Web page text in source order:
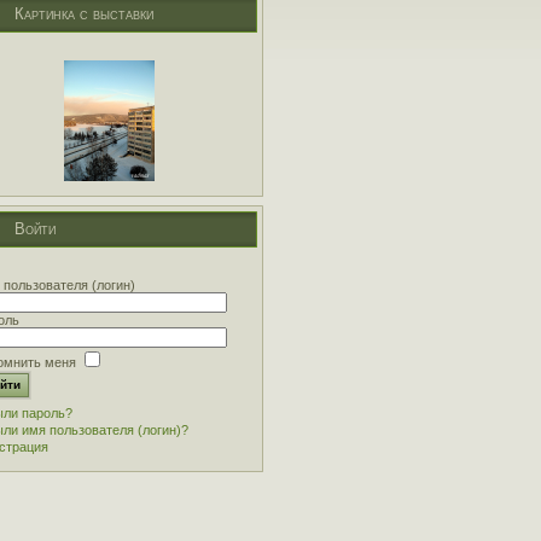
Картинка с выставки
Войти
(логин)
меня
пароль?
имя пользователя (логин)?